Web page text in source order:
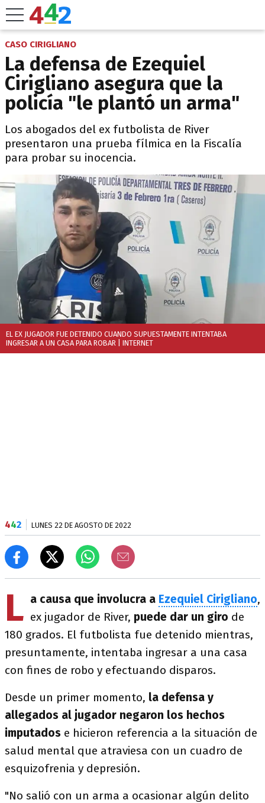
CASO CIRIGLIANO
La defensa de Ezequiel
Cirigliano asegura que la
policía "le plantó un arma"
Los abogados del ex futbolista de River
presentaron una prueba fílmica en la Fiscalía
para probar su inocencia.
EL EX JUGADOR FUE DETENIDO CUANDO SUPUESTAMENTE INTENTABA
INGRESAR A UN CASA PARA ROBAR | INTERNET
442 LUNES 22 DE AGOSTO DE 2022
L a causa que involucra a Ezequiel Cirigliano,
ex jugador de River, puede dar un giro de
180 grados. El futbolista fue detenido mientras,
presuntamente, intentaba ingresar a una casa
con fines de robo y efectuando disparos.
Desde un primer momento, la defensa y
allegados al jugador negaron los hechos
imputados e hicieron referencia a la situación de
salud mental que atraviesa con un cuadro de
esquizofrenia y depresión.
"No salió con un arma a ocasionar algún delito